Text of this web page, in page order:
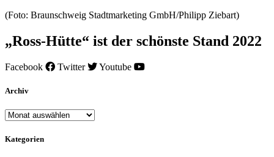
(Foto: Braunschweig Stadtmarketing GmbH/Philipp Ziebart)
„Ross-Hütte“ ist der schönste Stand 2022
Facebook Twitter Youtube
Archiv
Archiv
Kategorien